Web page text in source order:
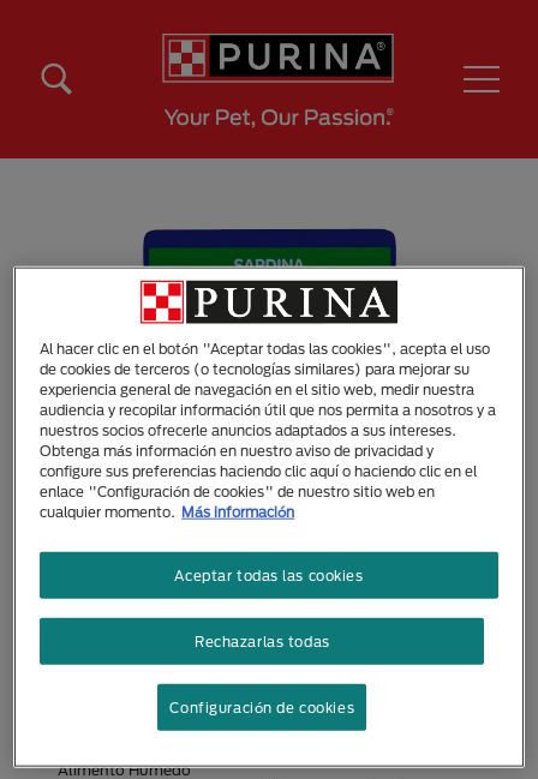
Alimento Húmedo
Al hacer clic en el botón "Aceptar todas las cookies", acepta el uso
de cookies de terceros (o tecnologías similares) para mejorar su
experiencia general de navegación en el sitio web, medir nuestra
audiencia y recopilar información útil que nos permita a nosotros y a
nuestros socios ofrecerle anuncios adaptados a sus intereses.
Obtenga más información en nuestro aviso de privacidad y
configure sus preferencias haciendo clic aquí o haciendo clic en el
enlace "Configuración de cookies" de nuestro sitio web en
cualquier momento. Más información
Rechazarlas todas
Aceptar todas las cookies
Configuración de cookies